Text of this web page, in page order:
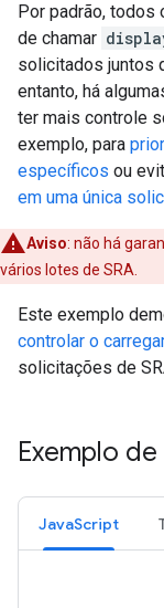
Por padrão, todos
de chamar
solicitados juntos
entanto, há
ter mais controle
exemplo, para
específicos ou
em uma única
Aviso: não há
vários lotes de SRA.
Este exemplo
controlar o
solicitações de
Exemplo
JavaScript